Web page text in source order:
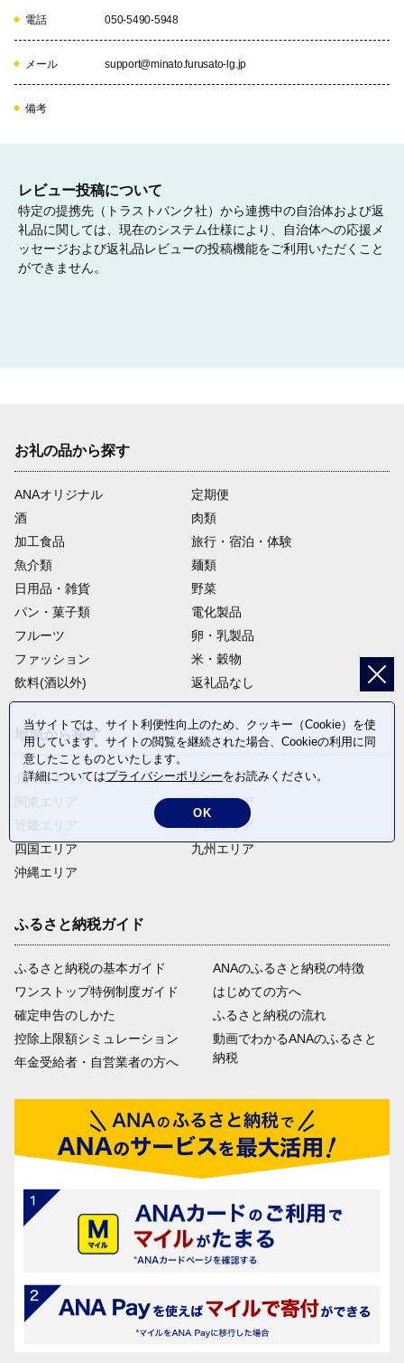
「文化芸術振興基金」
区民が身近に文化芸術に触れる機会の提供や、誰もが文化芸術を
「港区奨学基金」
学業に意欲を持ちながらも経済的理由により、修学が困難な方に
奨学金を給付及び貸与し、将来社会のために有為な人材を育成す
11
12
「団体応援寄付金」
※返礼品をお選びの方は「団体応援寄付金」を選べま
せん。
対象団体の中から応援したい団体を指定して寄付すると、区は、
電話 050-5490-5948
メール support@minato.furusato-lg.jp
備考
レビュー投稿について
特定の提携先（トラストバンク社）から連携中の自治体および返
礼品に関しては、現在のシステム仕様により、自治体への応援メ
ッセージおよび返礼品レビューの投稿機能をご利用いただくこと
ができません。
お礼の品から探す
ANAオリジナル
定期便
酒
肉類
加工食品
旅行・宿泊・体験
魚介類
麺類
日用品・雑貨
野菜
パン・菓子類
電化製品
フルーツ
卵・乳製品
ファッション
米・穀物
飲料(酒以外)
返礼品なし
地域から探す
北海道エリア
四国エリア
沖縄エリア
東北エリア
中部エリア
中国エリア
九州エリア
ふるさと納税ガイド
ふるさと納税の基本ガイド
ワンストップ特例制度ガイド
確定申告のしかた
控除上限額シミュレーション
年金受給者・自営業者の方へ
ANAのふるさと納税の特徴
はじめての方へ
ふるさと納税の流れ
動画でわかるANAのふるさと
納税
当サイトでは、サイト利便性向上のため、クッキー（Cookie）を使
用しています。サイトの閲覧を継続された場合、Cookieの利用に同
意したことものといたします。
詳細についてはプライバシーポリシーをお読みください。
OK